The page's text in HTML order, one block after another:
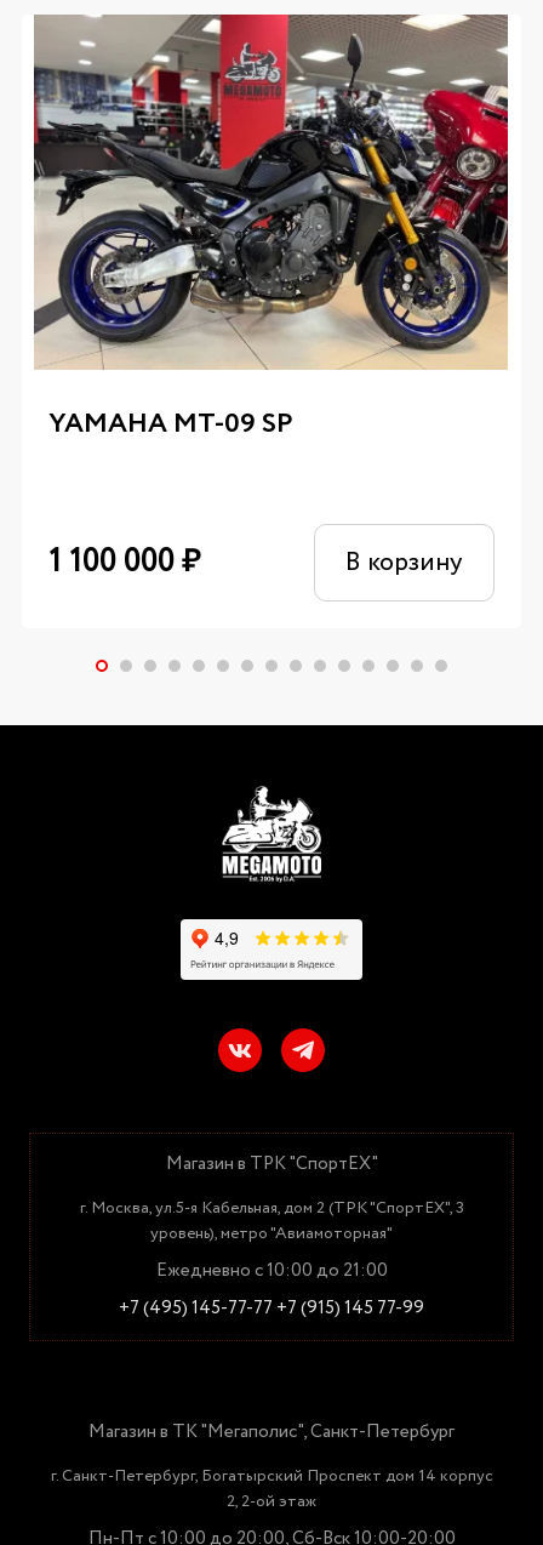
YAMAHA MT-09 SP
1 100 000₽ В корзину
Магазин в ТРК "СпортЕХ"
г. Москва, ул.5-я Кабельная, дом 2 (ТРК "СпортЕХ", 3
уровень), метро "Авиамоторная"
Ежедневно с 10:00 до 21:00
+7 (495) 145-77-77 +7 (915) 145 77-99
Магазин в ТК "Мегаполис", Санкт-Петербург
г. Санкт-Петербург, Богатырский Проспект дом 14 корпус
2, 2-ой этаж
Пн-Пт с 10:00 до 20:00, Сб-Вск 10:00-20:00